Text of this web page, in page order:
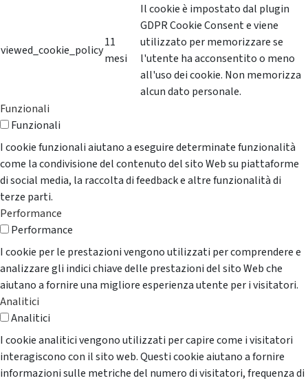
viewed_cookie_policy
11
mesi
Il cookie è impostato dal plugin
GDPR Cookie Consent e viene
utilizzato per memorizzare se
l'utente ha acconsentito o meno
all'uso dei cookie. Non memorizza
alcun dato personale.
Funzionali
Funzionali
I cookie funzionali aiutano a eseguire determinate funzionalità
come la condivisione del contenuto del sito Web su piattaforme
di social media, la raccolta di feedback e altre funzionalità di
terze parti.
Performance
Performance
I cookie per le prestazioni vengono utilizzati per comprendere e
analizzare gli indici chiave delle prestazioni del sito Web che
aiutano a fornire una migliore esperienza utente per i visitatori.
Analitici
Analitici
I cookie analitici vengono utilizzati per capire come i visitatori
interagiscono con il sito web. Questi cookie aiutano a fornire
informazioni sulle metriche del numero di visitatori, frequenza di